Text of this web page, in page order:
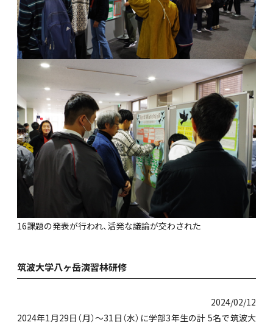
16課題の発表が行われ、活発な議論が交わされた
筑波大学八ヶ岳演習林研修
2024/02/12
2024年1月29日（月）～31日（水）に学部3年生の計 5名で筑波大